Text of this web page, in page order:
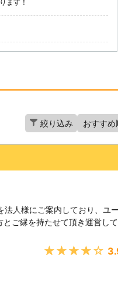
ます！
絞り込み
人様にご案内しており、ユ
ご縁を持たせて頂き運営し
多く、その業種の方、それぞ
かな」という一言から始まり
ス事業部・イベント事業部・
ありますトラストも「信頼・
★★★★★